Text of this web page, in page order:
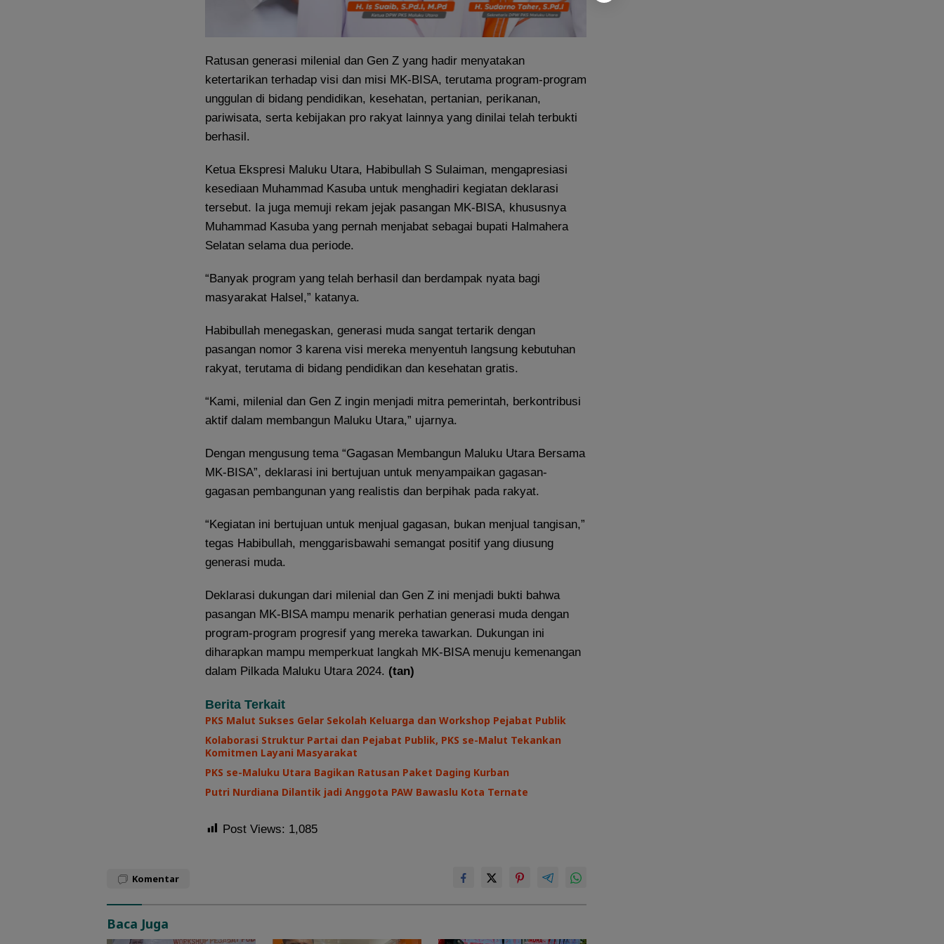
Ratusan generasi milenial dan Gen Z yang hadir menyatakan
ketertarikan terhadap visi dan misi MK-BISA, terutama program-program
unggulan di bidang pendidikan, kesehatan, pertanian, perikanan,
pariwisata, serta kebijakan pro rakyat lainnya yang dinilai telah terbukti
berhasil.
Ketua Ekspresi Maluku Utara, Habibullah S Sulaiman, mengapresiasi
kesediaan Muhammad Kasuba untuk menghadiri kegiatan deklarasi
tersebut. Ia juga memuji rekam jejak pasangan MK-BISA, khususnya
Muhammad Kasuba yang pernah menjabat sebagai bupati Halmahera
Selatan selama dua periode.
“Banyak program yang telah berhasil dan berdampak nyata bagi
masyarakat Halsel,” katanya.
Habibullah menegaskan, generasi muda sangat tertarik dengan
pasangan nomor 3 karena visi mereka menyentuh langsung kebutuhan
rakyat, terutama di bidang pendidikan dan kesehatan gratis.
“Kami, milenial dan Gen Z ingin menjadi mitra pemerintah, berkontribusi
aktif dalam membangun Maluku Utara,” ujarnya.
Dengan mengusung tema “Gagasan Membangun Maluku Utara Bersama
MK-BISA”, deklarasi ini bertujuan untuk menyampaikan gagasan-
gagasan pembangunan yang realistis dan berpihak pada rakyat.
“Kegiatan ini bertujuan untuk menjual gagasan, bukan menjual tangisan,”
tegas Habibullah, menggarisbawahi semangat positif yang diusung
generasi muda.
Deklarasi dukungan dari milenial dan Gen Z ini menjadi bukti bahwa
pasangan MK-BISA mampu menarik perhatian generasi muda dengan
program-program progresif yang mereka tawarkan. Dukungan ini
diharapkan mampu memperkuat langkah MK-BISA menuju kemenangan
dalam Pilkada Maluku Utara 2024. (tan)
Berita Terkait
PKS Malut Sukses Gelar Sekolah Keluarga dan Workshop Pejabat Publik
Kolaborasi Struktur Partai dan Pejabat Publik, PKS se-Malut Tekankan
Komitmen Layani Masyarakat
PKS se-Maluku Utara Bagikan Ratusan Paket Daging Kurban
Putri Nurdiana Dilantik jadi Anggota PAW Bawaslu Kota Ternate
Post Views: 1,085
Komentar
Baca Juga